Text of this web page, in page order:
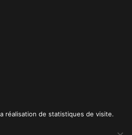
réalisation de statistiques de visite.